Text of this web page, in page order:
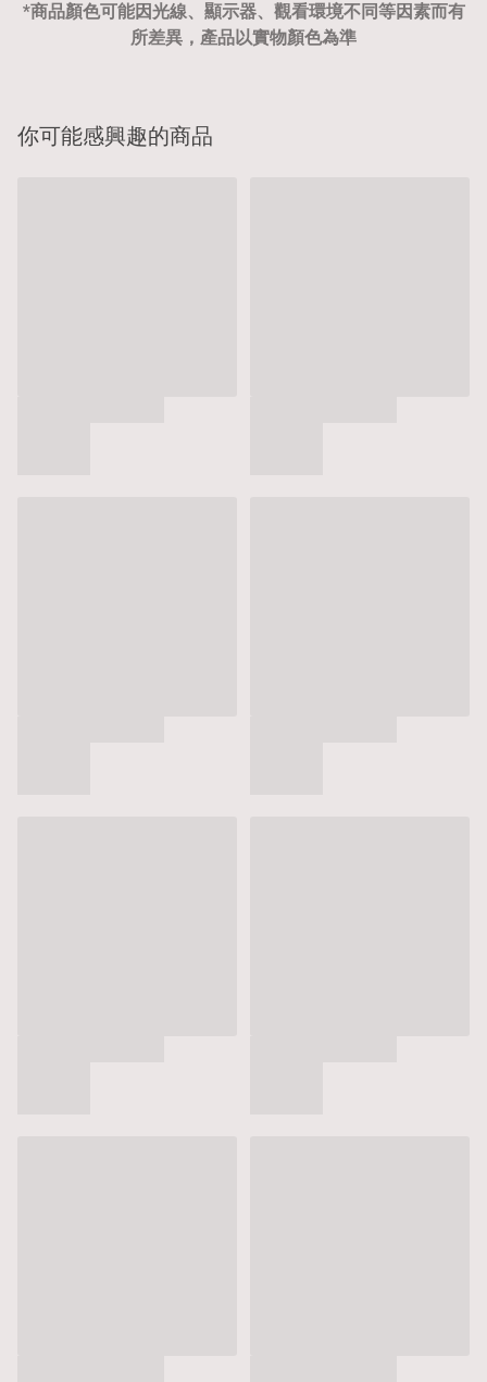
*商品顏色可能因光線、顯示器、觀看環境不同等因素而有
所差異，產品以實物顏色為準
你可能感興趣的商品